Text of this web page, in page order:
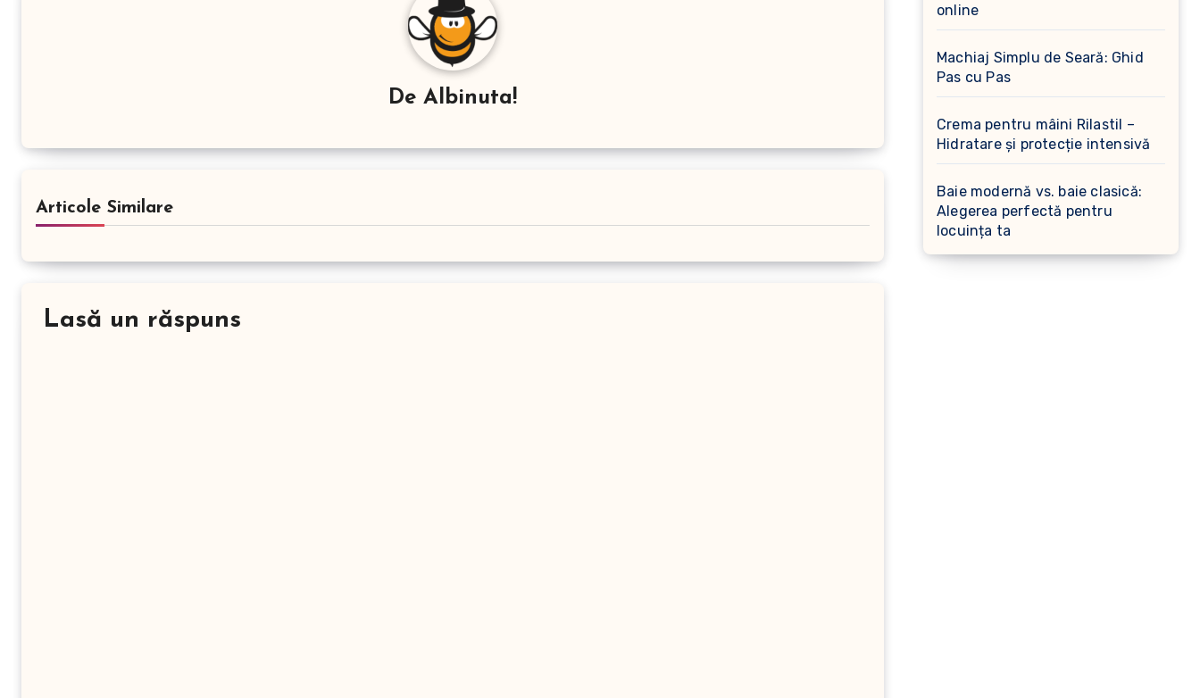
De Albinuta!
Articole Similare
Lasă un răspuns
online
Machiaj Simplu de Seară: Ghid
Pas cu Pas
Crema pentru mâini Rilastil –
Hidratare și protecție intensivă
Baie modernă vs. baie clasică:
Alegerea perfectă pentru
locuința ta